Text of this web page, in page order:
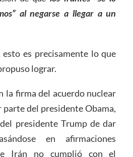
al negarse a llegar a un
es precisamente lo que
lograr.
la firma del acuerdo nuclear
parte del presidente Obama,
presidente Trump de dar
en afirmaciones
Irán no cumplió con el